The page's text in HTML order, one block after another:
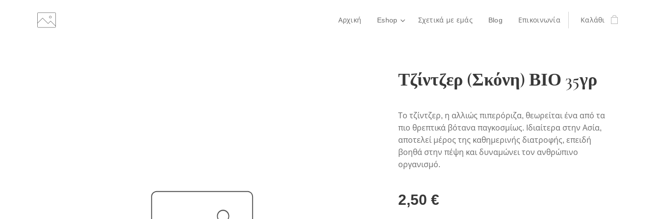
Αρχική Eshop Σχετικά με εμάς Blog Επικοινωνία Καλάθι
Τζίντζερ (Σκόνη) ΒΙΟ 35γρ
Το τζίντζερ, η αλλιώς πιπερόριζα, θεωρείται ένα από τα
πιο θρεπτικά βότανα παγκοσμίως. Ιδιαίτερα στην Ασία,
αποτελεί μέρος της καθημερινής διατροφής, επειδή
βοηθά στην πέψη και δυναμώνει τον ανθρώπινο
οργανισμό.
2,50 €